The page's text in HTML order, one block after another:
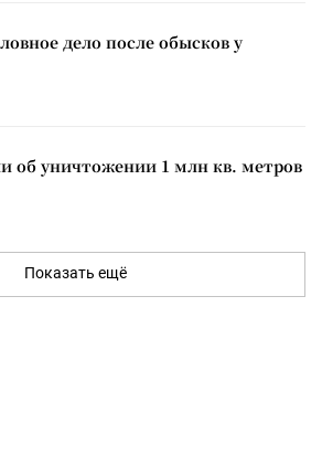
дело после обысков у
об уничтожении 1 млн кв. метров
Показать ещё